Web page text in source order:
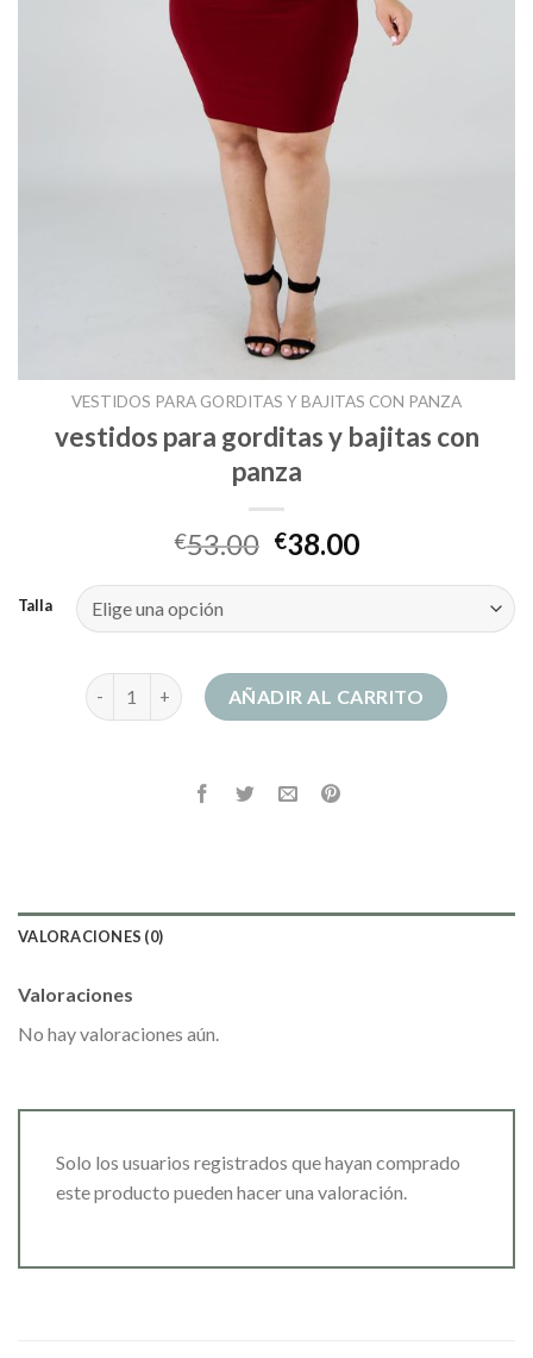
VESTIDOS PARA GORDITAS Y BAJITAS CON PANZA
vestidos para gorditas y bajitas con
panza
€53.00 €38.00
Talla
vestidos para gorditas y bajitas con panza cantidad
AÑADIR AL CARRITO
VALORACIONES (0)
Valoraciones
No hay valoraciones aún.
Solo los usuarios registrados que hayan comprado
este producto pueden hacer una valoración.